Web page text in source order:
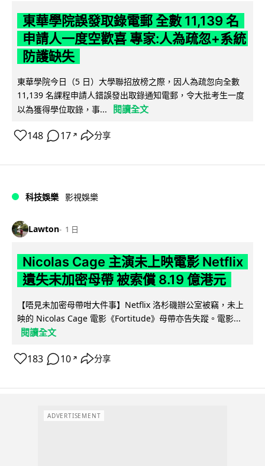
東華學院誤發取錄電郵 全數 11,139 名
申請人一度空歡喜 專家:人為疏忽+系統
防護缺失
東華學院今日（5 日）大學聯招放榜之際，因人為疏忽向全數
11,139 名課程申請人錯誤發出取錄通知電郵，令大批考生一度
以為獲得學位取錄，事...
閱讀全文
148 17 ↗ 分享
科技娛樂 影視娛樂
Lawton 1 日
Nicolas Cage 主演未上映電影 Netflix
遺失未加密母帶 被索償 8.19 億港元
【唔見未加密母帶咁大件事】Netflix 洛杉磯辦公室被竊，未上
映的 Nicolas Cage 電影《Fortitude》母帶亦告失蹤。電影...
閱讀全文
183 10 ↗ 分享
ADVERTISEMENT